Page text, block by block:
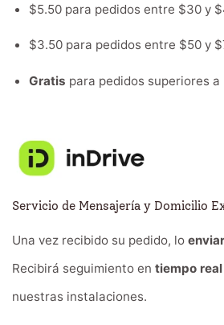
$5.50 para pedidos entre $30 y
$3.50 para pedidos entre $50 y
Gratis para pedidos superiores a
Servicio de Mensajería y Domicilio
Una vez recibido su pedido, lo
Recibirá seguimiento en tiempo real
nuestras instalaciones.